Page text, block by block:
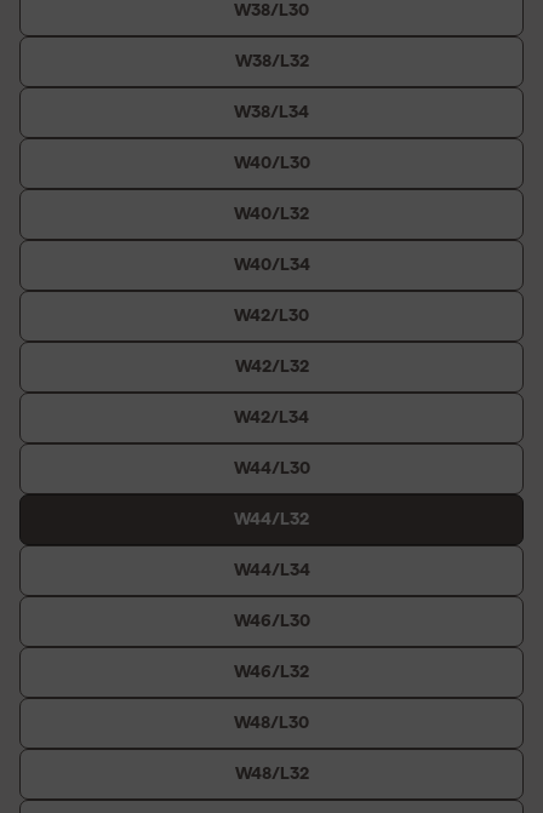
W38/L30
W38/L32
W38/L34
W40/L30
W40/L32
W40/L34
W42/L30
W42/L32
W42/L34
W44/L30
W44/L32
W44/L34
W46/L30
W46/L32
W48/L30
W48/L32